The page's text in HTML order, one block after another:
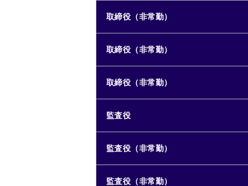
取締役（非常勤）
取締役（非常勤）
取締役（非常勤）
監査役
監査役（非常勤）
監査役（非常勤）